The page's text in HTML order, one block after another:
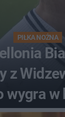
PIŁKA NOŻNA
z
wygra w